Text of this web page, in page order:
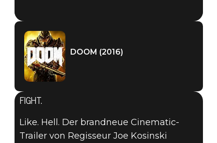
DOOM (2016)
FIGHT.
Like. Hell. Der brandneue Cinematic-
Trailer von Regisseur Joe Kosinski